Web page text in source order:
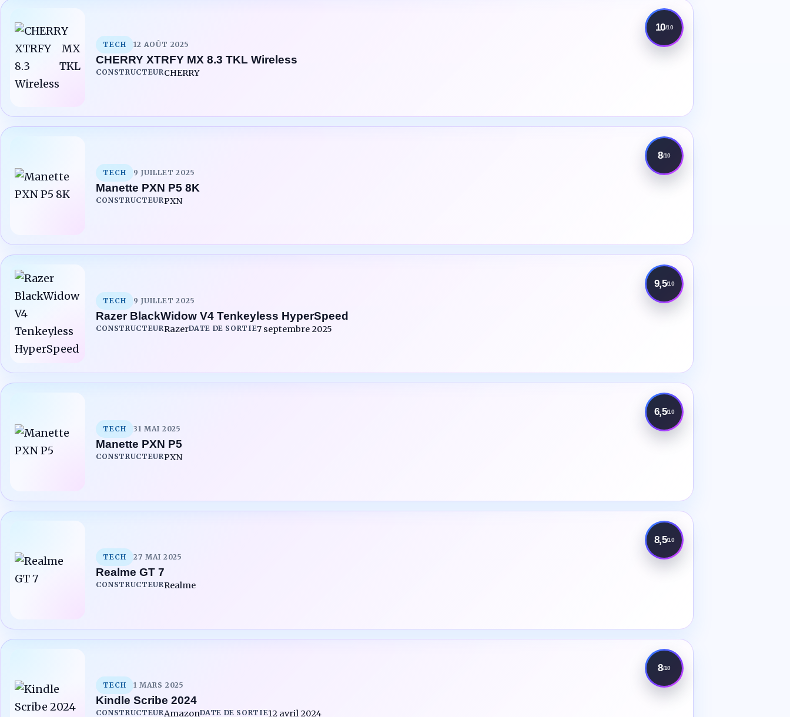
10/10
TECH 12 AOÛT 2025
CHERRY XTRFY MX 8.3 TKL Wireless
CONSTRUCTEURCHERRY
8/10
TECH 9 JUILLET 2025
Manette PXN P5 8K
CONSTRUCTEURPXN
9,5/10
TECH 9 JUILLET 2025
Razer BlackWidow V4 Tenkeyless HyperSpeed
CONSTRUCTEURRazerDATE DE SORTIE7 septembre 2025
6,5/10
TECH 31 MAI 2025
Manette PXN P5
CONSTRUCTEURPXN
8,5/10
TECH 27 MAI 2025
Realme GT 7
CONSTRUCTEURRealme
8/10
TECH 1 MARS 2025
Kindle Scribe 2024
CONSTRUCTEURAmazonDATE DE SORTIE12 avril 2024